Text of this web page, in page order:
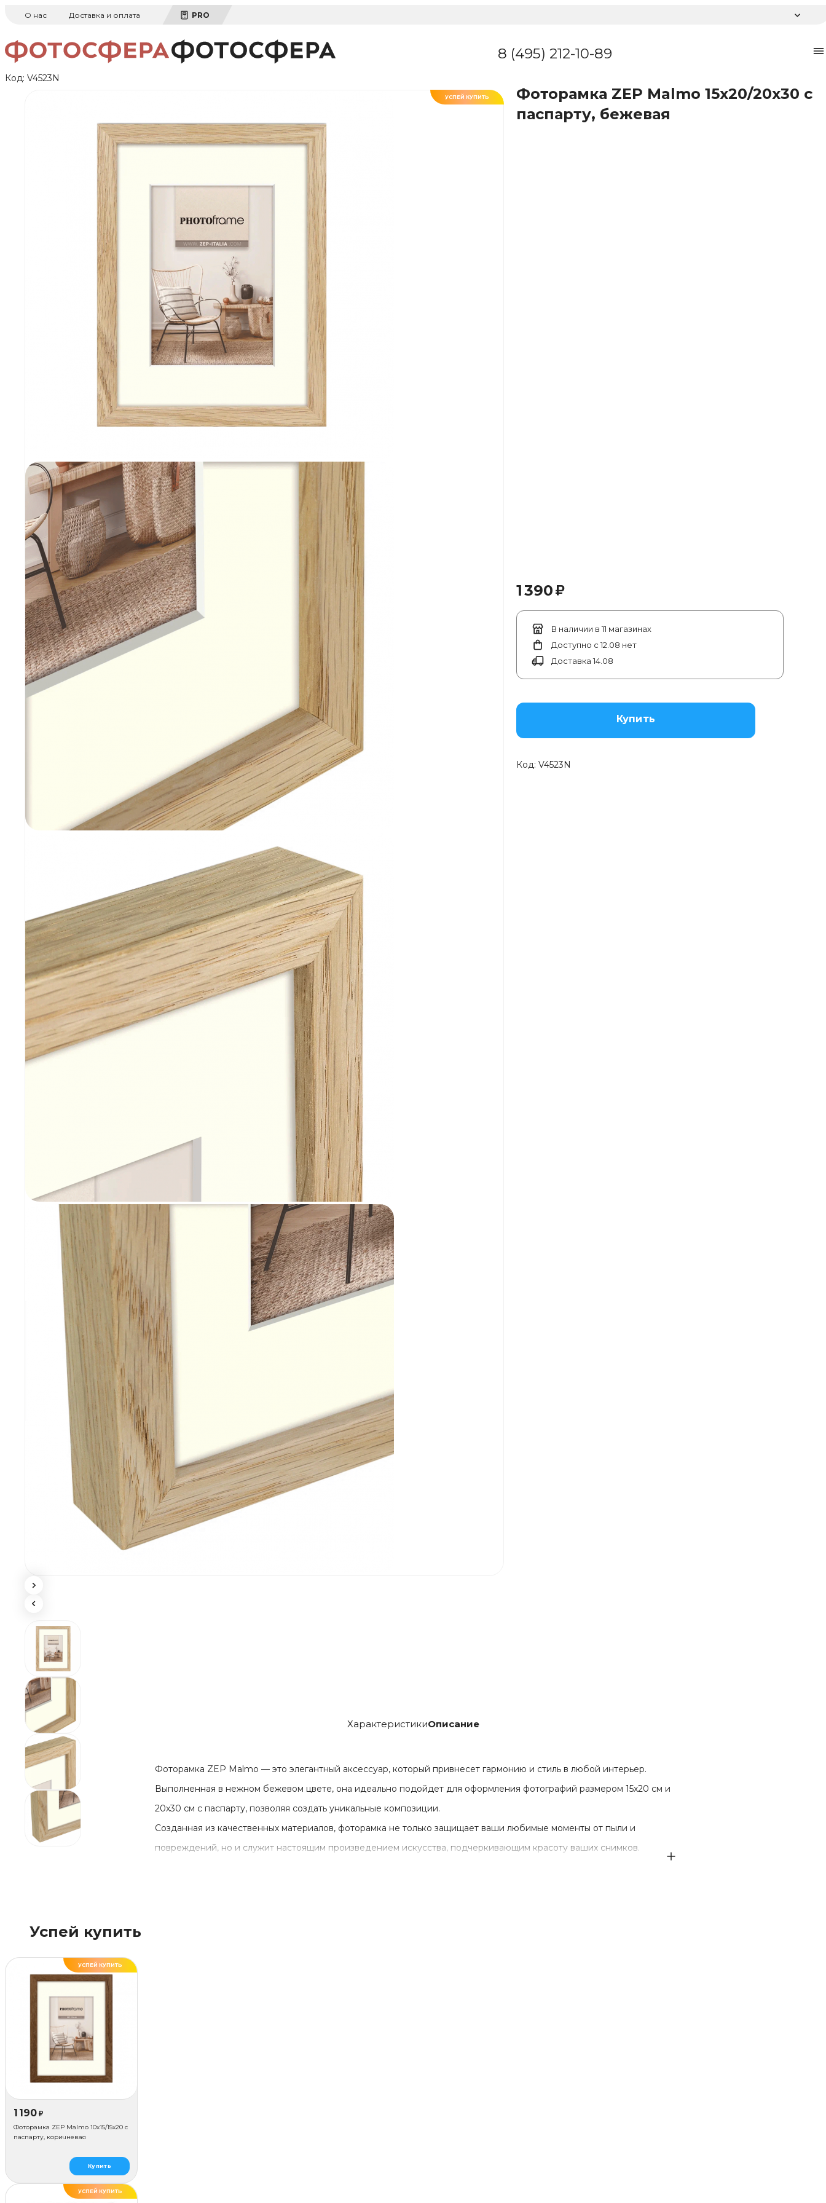
О нас Доставка и оплата PRO
8 (495) 212-10-89
Код: V4523N
УСПЕЙ КУПИТЬ
Фоторамка ZEP Malmo 15х20/20х30 с
паспарту, бежевая
1 390₽
В наличии в 11 магазинах
Доступно с 12.08 нет
Доставка 14.08
Купить
Код: V4523N
ХарактеристикиОписание
Фоторамка ZEP Malmo — это элегантный аксессуар, который привнесет гармонию и стиль в любой интерьер.
Выполненная в нежном бежевом цвете, она идеально подойдет для оформления фотографий размером 15х20 см и
20х30 см с паспарту, позволяя создать уникальные композиции.
Созданная из качественных материалов, фоторамка не только защищает ваши любимые моменты от пыли и
повреждений, но и служит настоящим произведением искусства, подчеркивающим красоту ваших снимков.
Успей купить
УСПЕЙ КУПИТЬ
1 190 ₽
Фоторамка ZEP Malmo 10х15/15х20 с
паспарту, коричневая
Купить
УСПЕЙ КУПИТЬ